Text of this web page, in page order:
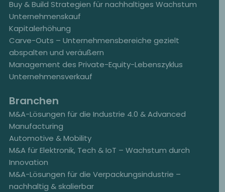
Buy & Build Strategien für nachhaltiges Wachstum
Unternehmenskauf
Kapitalerhöhung
Carve-Outs – Unternehmensbereiche gezielt
abspalten und veräußern
Management des Private-Equity-Lebenszyklus
Unternehmensverkauf
Branchen
M&A-Lösungen für die Industrie 4.0 & Advanced
Manufacturing
Automotive & Mobility
M&A für Elektronik, Tech & IoT – Wachstum durch
Innovation
M&A-Lösungen für die Verpackungsindustrie –
nachhaltig & skalierbar